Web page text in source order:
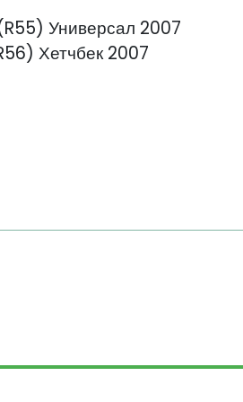
Универсал 2007
Хетчбек 2007